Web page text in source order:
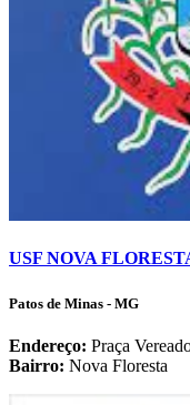
USF NOVA
Patos de Minas - MG
Endereço: Praça
Bairro: Nova Floresta